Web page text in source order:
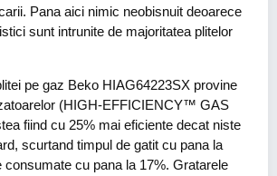
Pana aici nimic neobisnuit deoarece
sunt intrunite de majoritatea plitelor
pe gaz Beko HIAG64223SX provine
(HIGH-EFFICIENCY™ GAS
fiind cu 25% mai eficiente decat niste
scurtand timpul de gatit cu pana la
consumate cu pana la 17%. Gratarele